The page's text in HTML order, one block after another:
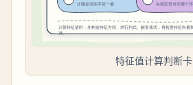
特征值计算判断卡